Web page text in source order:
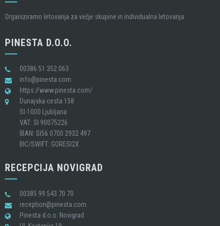
Organiziramo letovanja za večje skupine in individualna letovanja.
PINESTA D.O.O.
00386 51 352 063
info@pinesta.com
https://www.pinesta.com/
Dunajska cesta 158
SI-1000 Ljubljana
VAT: SI 90075226
IBAN: SI56 0700 2932 497
BIC/SWIFT: GORESI2X
RECEPCIJA NOVIGRAD
00385 99 543 70 70
reception@pinesta.com
Pinesta d.o.o. Novigrad